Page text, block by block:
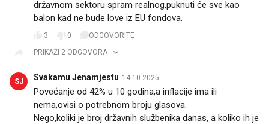
državnom sektoru spram realnog,puknuti će sve kao
balon kad ne bude love iz EU fondova.
3 0
ODGOVORITE
PRIKAŽI 2 ODGOVORA
SJ Svakamu Jenamjestu 14.10.2025.
Povećanje od 42% u 10 godina,a inflacije ima ili
nema,ovisi o potrebnom broju glasova.
Nego,koliki je broj državnih službenika danas, a koliko ih je